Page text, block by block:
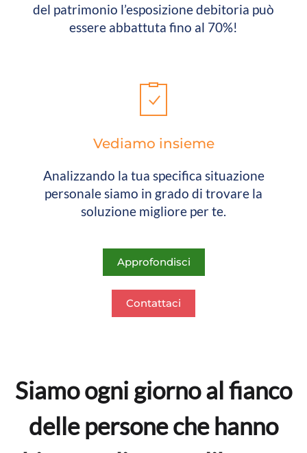
del patrimonio l’esposizione debitoria può
essere abbattuta fino al 70%!
Vediamo insieme
Analizzando la tua specifica situazione
personale siamo in grado di trovare la
soluzione migliore per te.
Approfondisci
Contattaci
Siamo ogni giorno al fianco
delle persone che hanno